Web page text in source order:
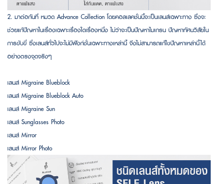
2. มาต่อกันที่ หมวด Advance Collection โดยคอลเลคชั่นนี้จะเป็นเลนส์เฉพาะทาง ซึ่งจะ
ช่วยแกัปัญหาในเรื่องเฉพาะเรื่องใดเรื่องหนึ่ง ไม่ว่าจะเป็นปัญหาไมเกรน ปัญหาทัศนวิสัยใน
การขับขี่ ซึ่งเลนส์ทั่วไปจะไม่มีฟังก์ชั่นเฉพาะทางเหล่านี้ จึงไม่สามารถแก้ไขปัญหาเหล่านี้ได้
อย่างตรงจุดจริงๆ
เลนส์ Migraine Blueblock
เลนส์ Migraine Blueblock Auto
เลนส์ Migraine Sun
เลนส์ Sunglasses Photo
เลนส์ Mirror
เลนส์ Mirror Photo